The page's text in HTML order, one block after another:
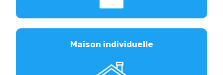
Maison individuelle